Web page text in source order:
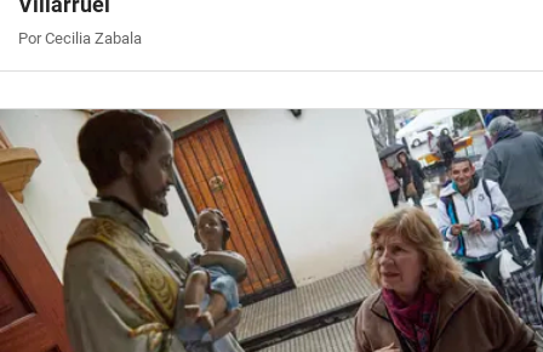
Por Cecilia Zabala